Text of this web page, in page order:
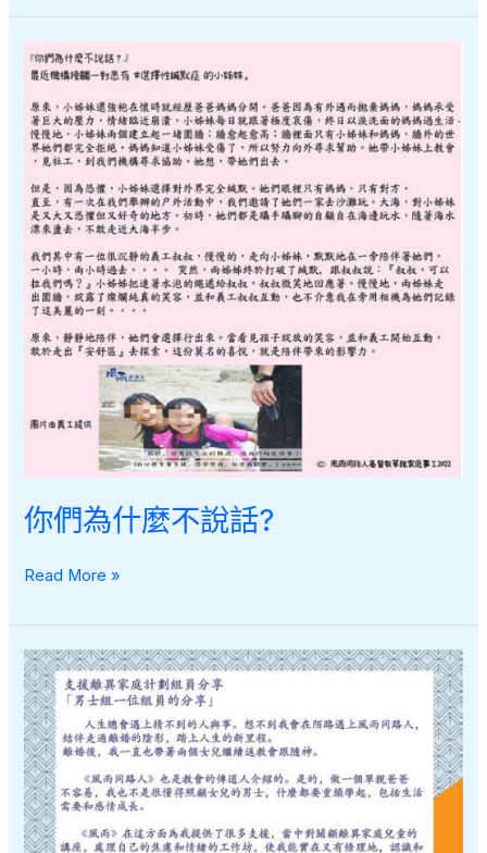
風
雨
中
受
助
人
你們為什麼不說話?
你
為
什
麼
不
說
話?
Read More »